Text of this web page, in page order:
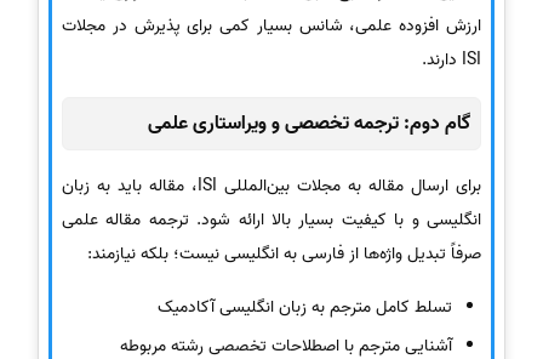
ارزش افزوده علمی، شانس بسیار کمی برای پذیرش در مجلات
ISI دارند.
گام دوم: ترجمه تخصصی و ویراستاری علمی
برای ارسال مقاله به مجلات بین‌المللی ISI، مقاله باید به زبان
انگلیسی و با کیفیت بسیار بالا ارائه شود. ترجمه مقاله علمی
صرفاً تبدیل واژه‌ها از فارسی به انگلیسی نیست؛ بلکه نیازمند:
تسلط کامل مترجم به زبان انگلیسی آکادمیک
آشنایی مترجم با اصطلاحات تخصصی رشته مربوطه